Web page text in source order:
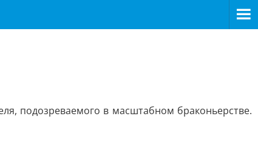
подозреваемого в масштабном браконьерстве.